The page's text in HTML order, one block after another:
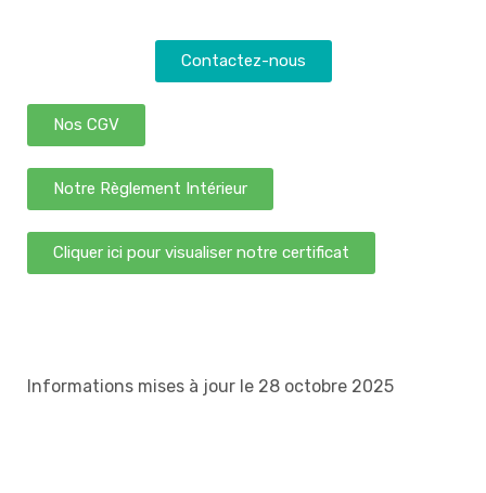
Contactez-nous
Nos CGV
Notre Règlement Intérieur
Cliquer ici pour visualiser notre certificat
Informations mises à jour le 28 octobre 2025